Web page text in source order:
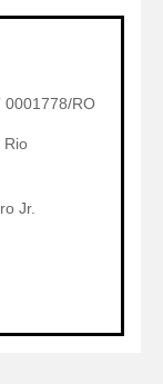
0001778/RO
Rio
Jr.